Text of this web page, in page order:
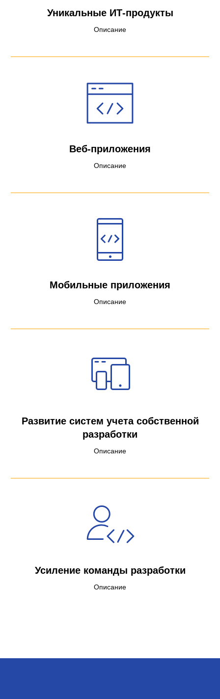
Уникальные ИТ-продукты
Описание
Веб-приложения
Описание
Мобильные приложения
Описание
Развитие систем учета собственной
разработки
Описание
Усиление команды разработки
Описание